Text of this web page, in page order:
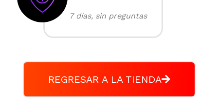
7 días, sin preguntas
REGRESAR A LA TIENDA